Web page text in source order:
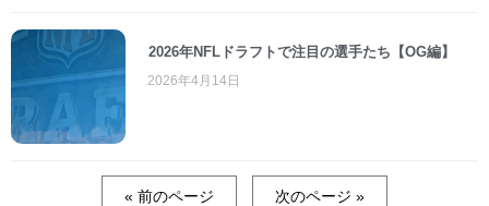
2026年NFLドラフトで注目の選手たち【OG編】
2026年4月14日
« 前のページ 次のページ »